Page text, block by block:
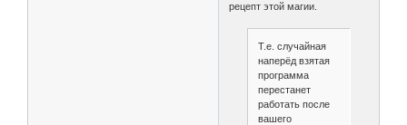
рецепт этой магии.
Т.е. случайная
наперёд взятая
программа
перестанет
работать после
вашего